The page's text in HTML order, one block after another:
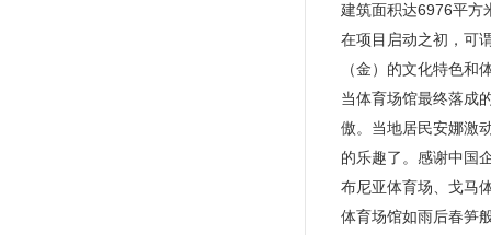
建筑面积达6976平方
在项目启动之初，可
（金）的文化特色
当体育场馆最终落成
傲。当地居民安娜激
的乐趣了。感谢中国
布尼亚体育场、戈马
体育场馆如雨后春笋